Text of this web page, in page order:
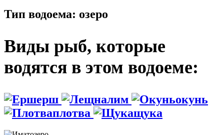
Тип водоема: озеро
Виды рыб, которые
водятся в этом водоеме:
ерш налим
окунь
плотва
щука